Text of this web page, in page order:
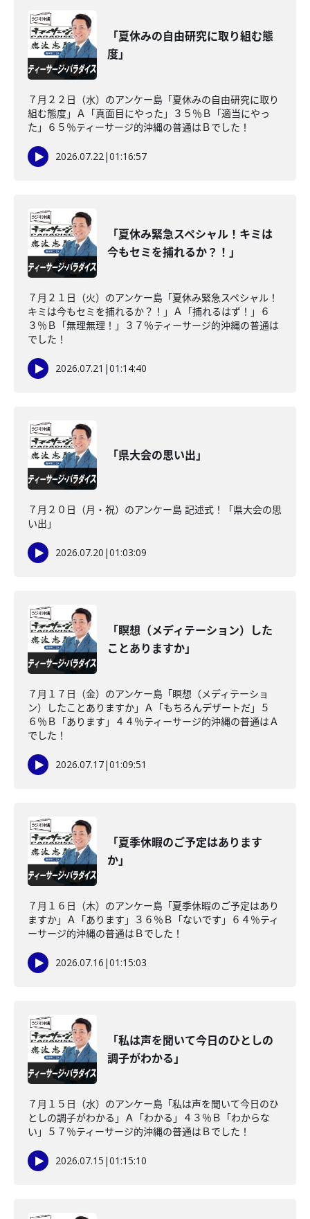
「夏休みの自由研究に取り組む態
度」
７月２２日（水）のアンケー島「夏休みの自由研究に取り
組む態度」Ａ「真面目にやった」３５％Ｂ「適当にやっ
た」６５％ティーサージ的沖縄の普通はＢでした！
2026.07.22|01:16:57
「夏休み緊急スペシャル！キミは
今もセミを捕れるか？！」
７月２１日（火）のアンケー島「夏休み緊急スペシャル！
キミは今もセミを捕れるか？！」Ａ「捕れるはず！」６
３％Ｂ「無理無理！」３７％ティーサージ的沖縄の普通は
でした！
2026.07.21 |01:14:40
「県大会の思い出」
７月２０日（月・祝）のアンケー島 記述式！「県大会の思
い出」
2026.07.20 |01:03:09
「瞑想（メディテーション）した
ことありますか」
７月１７日（金）のアンケー島「瞑想（メディテーショ
ン）したことありますか」Ａ「もちろんデザートだ」５
６％Ｂ「あります」４４％ティーサージ的沖縄の普通はＡ
でした！
2026.07.17|01:09:51
「夏季休暇のご予定はあります
か」
７月１６日（木）のアンケー島「夏季休暇のご予定はあり
ますか」Ａ「あります」３６％Ｂ「ないです」６４％ティ
ーサージ的沖縄の普通はＢでした！
2026.07.16 |01:15:03
「私は声を聞いて今日のひとしの
調子がわかる」
７月１５日（水）のアンケー島「私は声を聞いて今日のひ
としの調子がわかる」Ａ「わかる」４３％Ｂ「わからな
い」５７％ティーサージ的沖縄の普通はＢでした！
2026.07.15 |01:15:10